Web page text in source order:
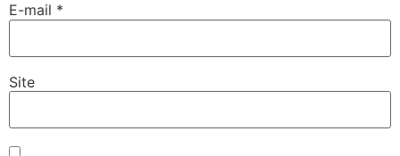
E-mail *
Site